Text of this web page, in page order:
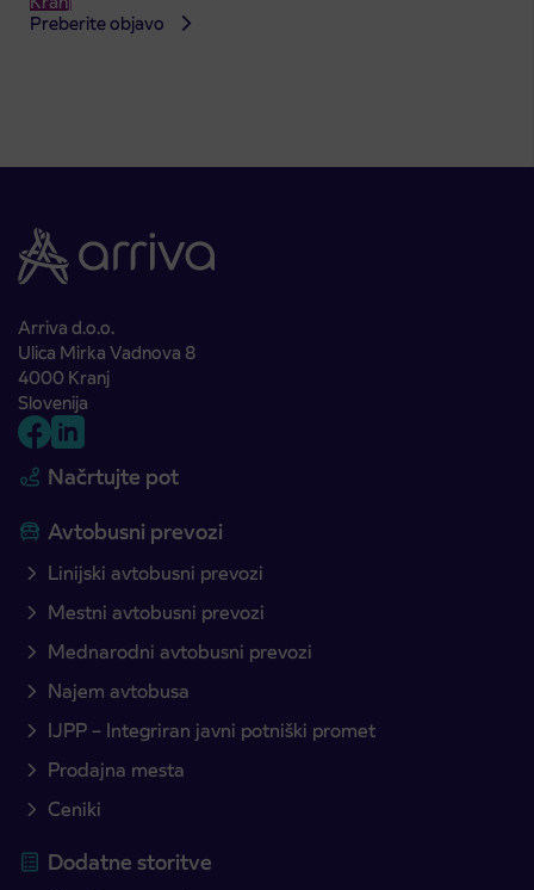
Preberite objavo
Arriva d.o.o.
Ulica Mirka Vadnova 8
4000 Kranj
Slovenija
Načrtujte pot
Avtobusni prevozi
Linijski avtobusni prevozi
Mestni avtobusni prevozi
Mednarodni avtobusni prevozi
Najem avtobusa
IJPP – Integriran javni potniški promet
Prodajna mesta
Ceniki
Dodatne storitve